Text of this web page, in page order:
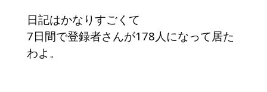
日記はかなりすごくて
7日間で登録者さんが178人になって居た
わよ。